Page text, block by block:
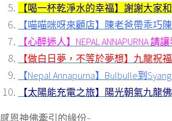
【喝一杯乾淨水的幸福】謝謝大家
【喵喵咪呀來顧店】陳老爸帶乖巧
【心醉迷人】NEPAL ANNAPURNA 請
【做白日夢，不等於夢想】九龍祝
【Nepal Annapurna】Bulbulle到
【太陽能充電之旅】陽光朝氣九龍
感恩神佛牽引的緣份~